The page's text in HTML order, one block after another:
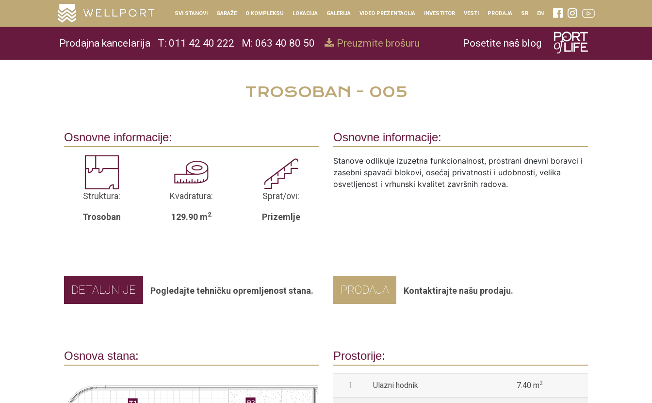
SVI STANOVI GARAŽE O KOMPLEKSU LOKACIJA GALERIJA VIDEO PREZENTACIJA INVESTITOR VESTI PRODAJA SR EN
Prodajna kancelarija T: 011 42 40 222 M: 063 40 80 50 Preuzmite brošuru Posetite naš blog
TROSOBAN - 005
Osnovne informacije:
Struktura:
Trosoban
Kvadratura:
129.90 m2
Sprat/ovi:
Prizemlje
DETALJNIJE Pogledajte tehničku opremljenost stana.
Osnovne informacije:
Stanove odlikuje izuzetna funkcionalnost, prostrani dnevni boravci i
zasebni spavaći blokovi, osećaj privatnosti i udobnosti, velika
osvetljenost i vrhunski kvalitet završnih radova.
PRODAJA Kontaktirajte našu prodaju.
Osnova stana: Prostorije:
1 Ulazni hodnik 7.40 m2